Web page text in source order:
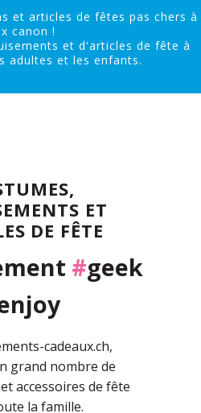
et articles de fêtes pas chers à
canon !
et d'articles de fête à
adultes et les enfants.
ET
DE FÊTE
#geek
cadeaux.ch,
grand nombre de
accessoires de fête
la famille.